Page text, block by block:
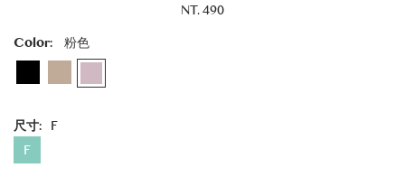
NT. 490
Color:
粉色
尺寸: F
F